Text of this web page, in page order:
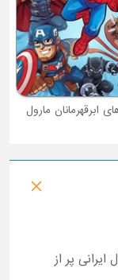
ابرقهرمانان مارول
پر از